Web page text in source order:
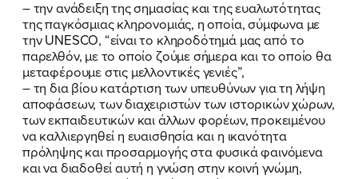
ΕΚΔΗΛΩΣΕΙΣ
ΝΕΑ
ΕΛΑ ΚΙ ΕΣΥ
FB IN TW YT LN VB TIKTOK
– την ανάδειξη της σημασίας και της ευαλωτότητας
της παγκόσμιας κληρονομιάς, η οποία, σύμφωνα με
την UNESCO, “είναι το κληροδότημά μας από το
παρελθόν, με το οποίο ζούμε σήμερα και το οποίο θα
μεταφέρουμε στις μελλοντικές γενιές”,
– τη δια βίου κατάρτιση των υπευθύνων για τη λήψη
αποφάσεων, των διαχειριστών των ιστορικών χώρων,
των εκπαιδευτικών και άλλων φορέων, προκειμένου
να καλλιεργηθεί η ευαισθησία και η ικανότητα
πρόληψης και προσαρμογής στα φυσικά φαινόμενα
και να διαδοθεί αυτή η γνώση στην κοινή γνώμη,